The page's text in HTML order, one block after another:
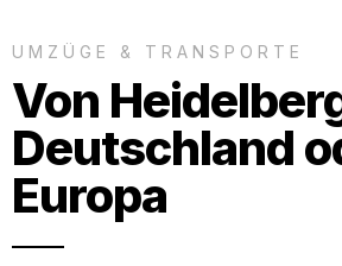
UMZÜGE & TRANSPORTE
Von
Deutschland
Europa